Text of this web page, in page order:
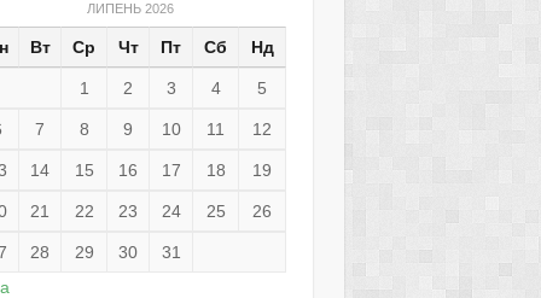
ЛИПЕНЬ 2026
Вт Ср Чт Пт Сб Нд
1 2 3 4 5
7 8 9 10 11 12
14 15 16 17 18 19
21 22 23 24 25 26
28 29 30
31